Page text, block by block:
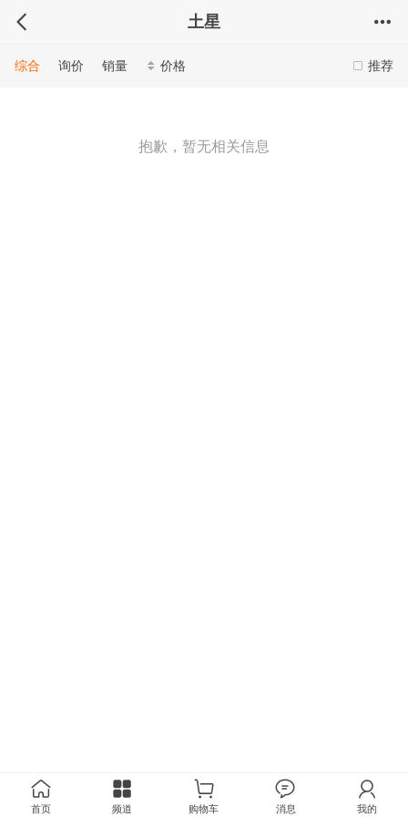
土星
推荐
综合 询价 销量 价格
抱歉，暂无相关信息
首页 频道 购物车 消息 我的